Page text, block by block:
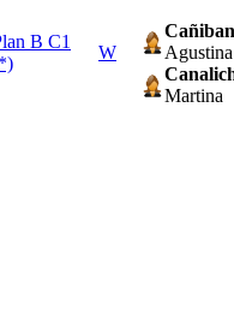
B C1
W
Agustina
Martina